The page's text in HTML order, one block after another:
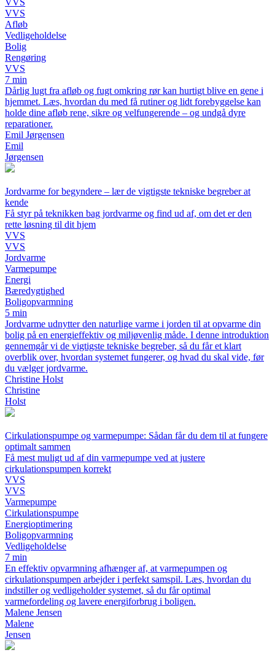
VVS
VVS
Afløb
Vedligeholdelse
Bolig
Rengøring
VVS
7 min
Dårlig lugt fra afløb og fugt omkring rør kan hurtigt blive en gene i
hjemmet. Læs, hvordan du med få rutiner og lidt forebyggelse kan
holde dine afløb rene, sikre og velfungerende – og undgå dyre
reparationer.
Emil Jørgensen
Emil
Jørgensen
Jordvarme for begyndere – lær de vigtigste tekniske begreber at
kende
Få styr på teknikken bag jordvarme og find ud af, om det er den
rette løsning til dit hjem
VVS
VVS
Jordvarme
Varmepumpe
Energi
Bæredygtighed
Boligopvarmning
5 min
Jordvarme udnytter den naturlige varme i jorden til at opvarme din
bolig på en energieffektiv og miljøvenlig måde. I denne introduktion
gennemgår vi de vigtigste tekniske begreber, så du får et klart
overblik over, hvordan systemet fungerer, og hvad du skal vide, før
du vælger jordvarme.
Christine Holst
Christine
Holst
Cirkulationspumpe og varmepumpe: Sådan får du dem til at fungere
optimalt sammen
Få mest muligt ud af din varmepumpe ved at justere
cirkulationspumpen korrekt
VVS
VVS
Varmepumpe
Cirkulationspumpe
Energioptimering
Boligopvarmning
Vedligeholdelse
7 min
En effektiv opvarmning afhænger af, at varmepumpen og
cirkulationspumpen arbejder i perfekt samspil. Læs, hvordan du
indstiller og vedligeholder systemet, så du får optimal
varmefordeling og lavere energiforbrug i boligen.
Malene Jensen
Malene
Jensen